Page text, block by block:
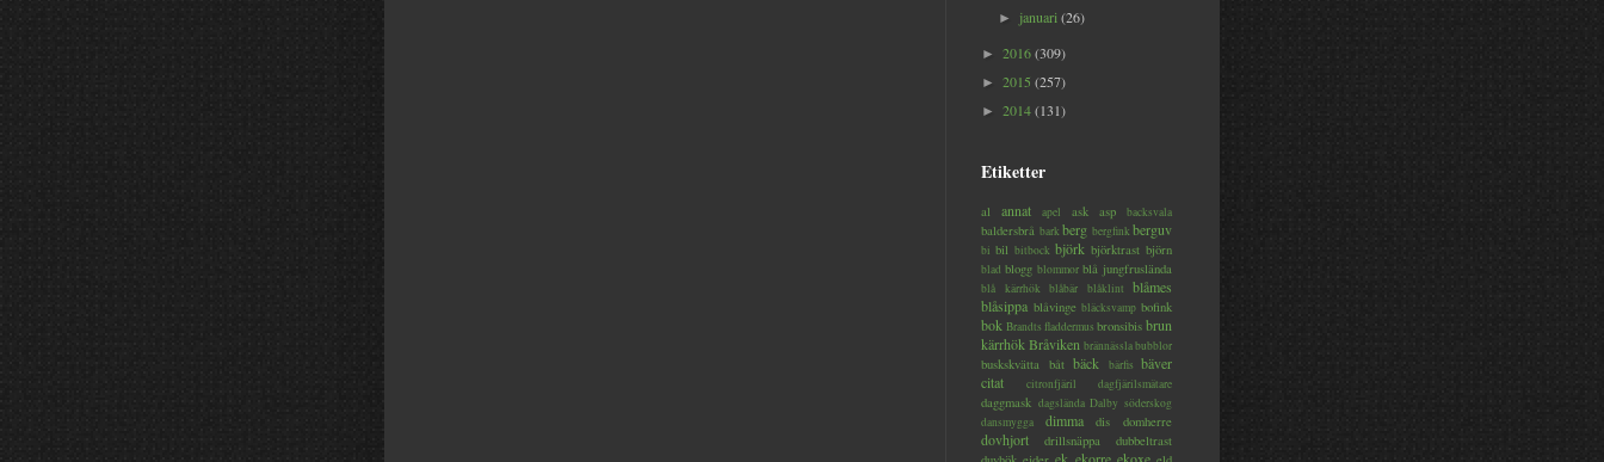
► januari(26)
► 2016(309)
► 2015 (257)
► 2014(131)
Etiketter
al annat apel ask asp backsvala
baldersbrå barkberg bergfinkberguv
bi bil bitbock björk björktrast björn
blad blogg blommor blå jungfruslända
blå kärrhök blåbär blåklint
blåmes
blåsippa blåvinge bläcksvamp bofink
bok Brandts fladdermus bronsibis brun
kärrhökBråviken brännässlabubblor
buskskvätta båt bäck bärfis bäver
citat
citronfjäril dagfjärilsmätare
daggmask dagslända Dalby söderskog
dansmygga
dimma dis domherre
dovhjort drillsnäppa
dubbeltrast